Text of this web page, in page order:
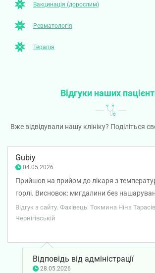
Вакцинація (дорослим)
Ревматологія
Терапія
Відгуки наших
Вже відвідували нашу клініку? Поділіться
Gubiy
04.05.2026
Прийшов на прийом до лікаря з
горлі. Висновок: мигдалини без
видалили ще в дитинстві). Температура
міряли меньше хвилини). Рекомендації:
консультація кардіолога!!! Причому тут
звернувся з болем горлі та
торті-прийти на повторний прийом через
сплатив 1200 не розумію, до цього лікаря
Відгук з сайту. Фахівець: Токмина Ніна
Чернігівській
Відповідь від адміністрації
28.05.2026